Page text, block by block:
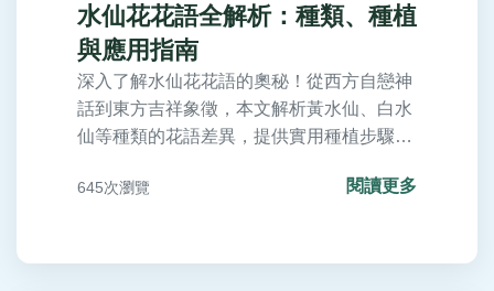
水仙花花語全解析：種類、種植
與應用指南
深入了解水仙花花語的奧秘！從西方自戀神
話到東方吉祥象徵，本文解析黃水仙、白水
仙等種類的花語差異，提供實用種植步驟與
合愛花人士的完整指南，助你避免常見錯
645次瀏覽 閱讀更多